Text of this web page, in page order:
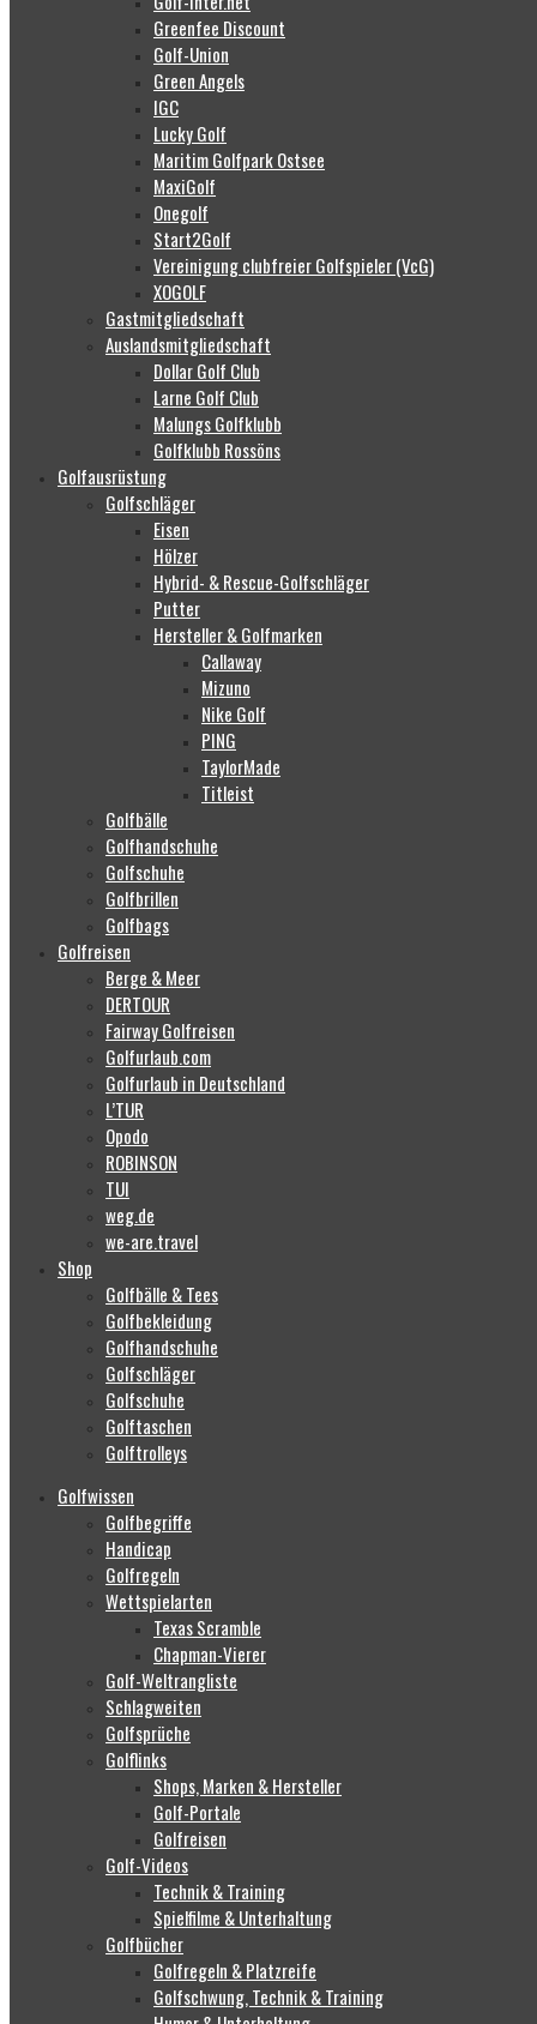
Greenfee Discount
Golf-Union
Green Angels
IGC
Lucky Golf
Maritim Golfpark Ostsee
MaxiGolf
Onegolf
Start2Golf
Vereinigung clubfreier Golfspieler (VcG)
XOGOLF
Gastmitgliedschaft
Auslandsmitgliedschaft
Dollar Golf Club
Larne Golf Club
Malungs Golfklubb
Golfklubb Rossöns
Golfausrüstung
Golfschläger
Eisen
Hölzer
Hybrid- & Rescue-Golfschläger
Putter
Hersteller & Golfmarken
Callaway
Mizuno
Nike Golf
PING
TaylorMade
Titleist
Golfbälle
Golfhandschuhe
Golfschuhe
Golfbrillen
Golfbags
Golfreisen
Berge & Meer
DERTOUR
Fairway Golfreisen
Golfurlaub.com
Golfurlaub in Deutschland
L’TUR
Opodo
ROBINSON
TUI
weg.de
we-are.travel
Shop
Golfbälle & Tees
Golfbekleidung
Golfhandschuhe
Golfschläger
Golfschuhe
Golftaschen
Golftrolleys
Golfwissen
Golfbegriffe
Handicap
Golfregeln
Wettspielarten
Texas Scramble
Chapman-Vierer
Golf-Weltrangliste
Schlagweiten
Golfsprüche
Golflinks
Shops, Marken & Hersteller
Golf-Portale
Golfreisen
Golf-Videos
Technik & Training
Spielfilme & Unterhaltung
Golfbücher
Golfregeln & Platzreife
Golfschwung, Technik & Training